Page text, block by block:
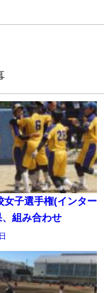
女子選手権(インター
組み合わせ